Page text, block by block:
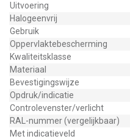
Uitvoering
Halogeenvrij
Gebruik
Oppervlaktebescherming
Kwaliteitsklasse
Materiaal
Bevestigingswijze
Opdruk/indicatie
Controlevenster/verlicht
RAL-nummer (vergelijkbaar)
Met indicatieveld